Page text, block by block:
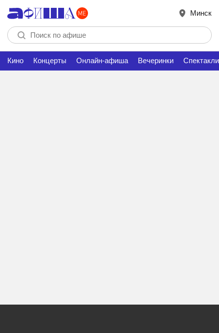
Минск
Кино Концерты Онлайн-афиша Вечеринки Спектакли